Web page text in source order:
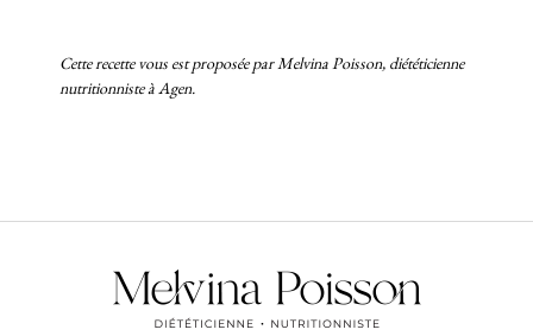
Cette recette vous est proposée par Melvina Poisson, diététicienne
nutritionniste à Agen.